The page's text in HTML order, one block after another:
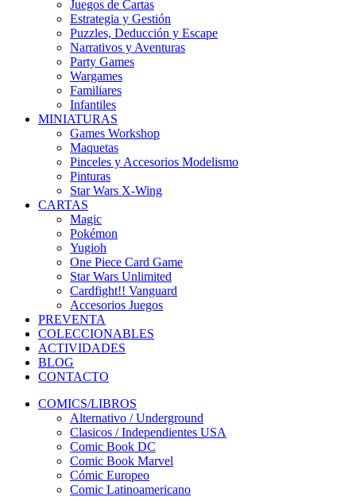
Juegos de Cartas
Estrategia y Gestión
Puzzles, Deducción y Escape
Narrativos y Aventuras
Party Games
Wargames
Familiares
Infantiles
MINIATURAS
Games Workshop
Maquetas
Pinceles y Accesorios Modelismo
Pinturas
Star Wars X-Wing
CARTAS
Magic
Pokémon
Yugioh
One Piece Card Game
Star Wars Unlimited
Cardfight!! Vanguard
Accesorios Juegos
PREVENTA
COLECCIONABLES
ACTIVIDADES
BLOG
CONTACTO
COMICS/LIBROS
Alternativo / Underground
Clasicos / Independientes USA
Comic Book DC
Comic Book Marvel
Cómic Europeo
Comic Latinoamericano